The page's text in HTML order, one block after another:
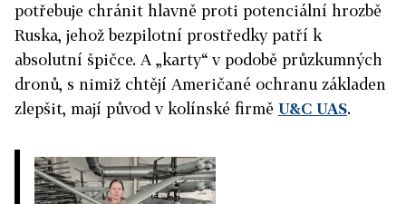
potřebuje chránit hlavně proti potenciální hrozbě
Ruska, jehož bezpilotní prostředky patří k
absolutní špičce. A „karty“ v podobě průzkumných
dronů, s nimiž chtějí Američané ochranu základen
zlepšit, mají původ v kolínské firmě U&C UAS.